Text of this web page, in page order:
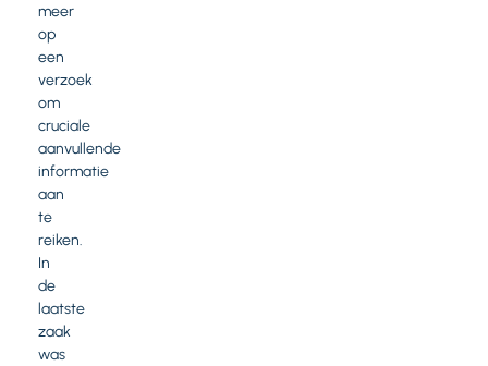
meer
op
een
verzoek
om
cruciale
aanvullende
informatie
aan
te
reiken.
In
de
laatste
zaak
was